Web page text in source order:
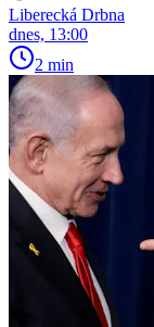
Liberecká Drbna
dnes, 13:00
2 min